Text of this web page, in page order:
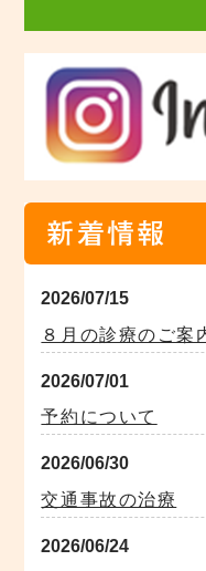
新着情報
2026/07/15
８月の診療のご案
2026/07/01
予約について
2026/06/30
交通事故の治療
2026/06/24